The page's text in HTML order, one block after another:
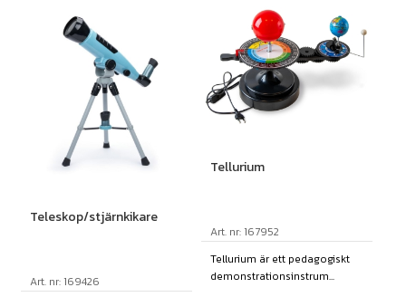
Teleskop/stjärnkikare
Art. nr: 169426
Tellurium
Art. nr: 167952
Tellurium är ett pedagogiskt
demonstrationsinstrum...